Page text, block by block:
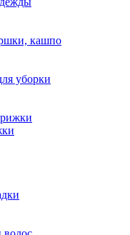
кашпо
уборки